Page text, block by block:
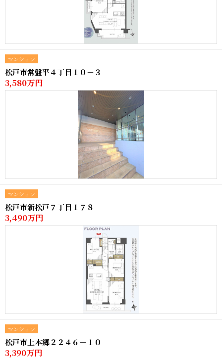
マンション
松戸市常盤平４丁目１０－３
3,580万円
マンション
松戸市新松戸７丁目１７８
3,490万円
マンション
松戸市上本郷２２４６－１０
3,390万円